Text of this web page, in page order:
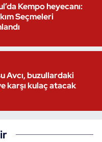
Kempo heyecanı:
Seçmeleri
Avcı, buzullardaki
karşı kulaç atacak